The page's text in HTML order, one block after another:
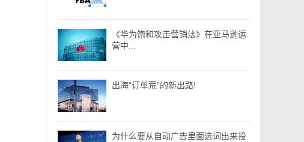
《华为饱和攻击营销法》在亚马逊运
营中...
出海“订单荒”的新出路!
为什么要从自动广告里面选词出来投